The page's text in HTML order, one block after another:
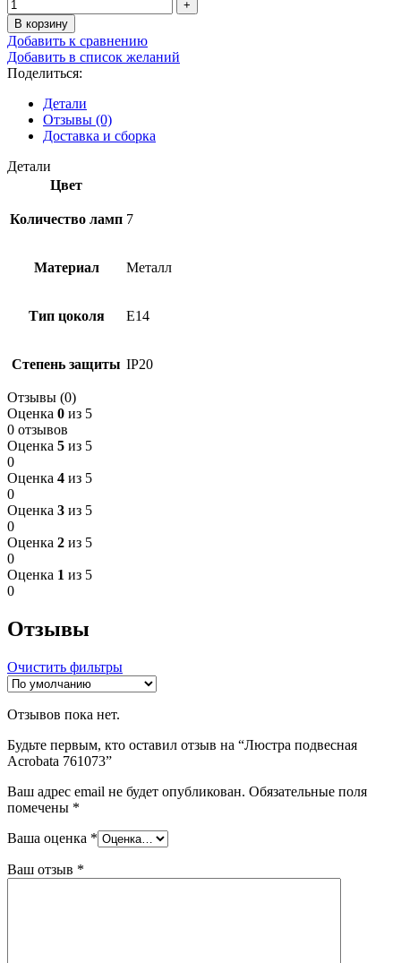
В корзину
Добавить к сравнению
Добавить в список желаний
Поделиться:
Детали
Отзывы (0)
Доставка и сборка
Детали
Цвет
Количество ламп 7
Материал Металл
Тип цоколя E14
Степень защиты IP20
Отзывы (0)
Оценка 0 из 5
0 отзывов
Оценка 5 из 5
0
Оценка 4 из 5
0
Оценка 3 из 5
0
Оценка 2 из 5
0
Оценка 1 из 5
0
Отзывы
Очистить фильтры
Отзывов пока нет.
Будьте первым, кто оставил отзыв на “Люстра подвесная
Acrobata 761073”
Ваш адрес email не будет опубликован. Обязательные поля
помечены *
Ваша оценка *
Ваш отзыв *